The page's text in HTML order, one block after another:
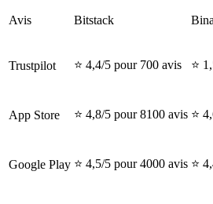
Avis Bitstack
Trustpilot ⭐ 4,4/5 pour 700 avis ⭐
App Store ⭐ 4,8/5 pour 8100 avis ⭐
Google Play ⭐ 4,5/5 pour 4000 avis ⭐